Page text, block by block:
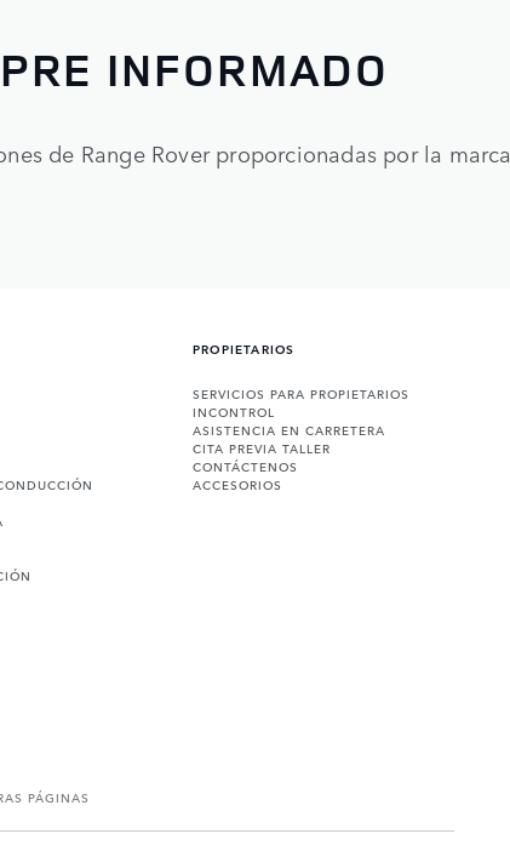
INFORMADO
de Range Rover proporcionadas por la marca
PROPIETARIOS
SERVICIOS PARA PROPIETARIOS
INCONTROL
ASISTENCIA EN CARRETERA
CITA PREVIA TALLER
CONTÁCTENOS
ACCESORIOS
PÁGINAS